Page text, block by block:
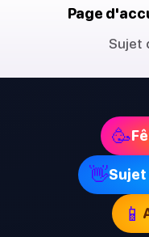
Page
Sujet
🥳
👋Sujet
📱